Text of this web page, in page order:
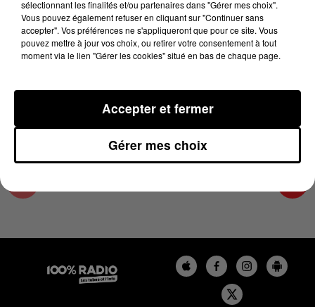
LES INFOS DU GRAND TOULOUSE DU
23/04/2025 À 12H00
Podcasts infos du grand Toulouse
sélectionnant les finalités et/ou partenaires dans "Gérer mes choix".
Vous pouvez également refuser en cliquant sur "Continuer sans
accepter". Vos préférences ne s'appliqueront que pour ce site. Vous
pouvez mettre à jour vos choix, ou retirer votre consentement à tout
moment via le lien "Gérer les cookies" situé en bas de chaque page.
Gérer mes choix
Accepter et fermer